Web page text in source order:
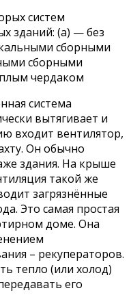
систем
зданий: (а) — без
сборными
сборными
чердаком
система
вытягивает и
входит вентилятор,
Он обычно
здания. На крыше
такой же
загрязнённые
Это самая простая
доме. Она
– рекуператоров.
тепло (или холод)
его